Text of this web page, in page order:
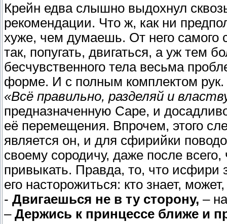
Крейн едва слышно выдохнул
рекомендации. Что ж, как ни
хуже, чем думаешь. От него самого
так, попугать, двигаться, а уж тем
бесчувственного тела весьма
форме. И с полным комплектом рук.
«Всё правильно, разделяй и
предназначенную Саре, и
её перемещения. Впрочем, этого
является он, и для сфирийки
своему сородичу, даже после
привыкать. Правда, то, что исфири
его насторожиться: кто знает,
- Двигаешься не в ту сторону, –
– Держись к принцессе ближе и